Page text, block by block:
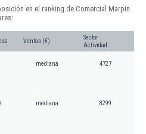
en el ranking de Comercial Marpin
Ventas (€)
Sector
Actividad
mediana 4727
mediana 8299